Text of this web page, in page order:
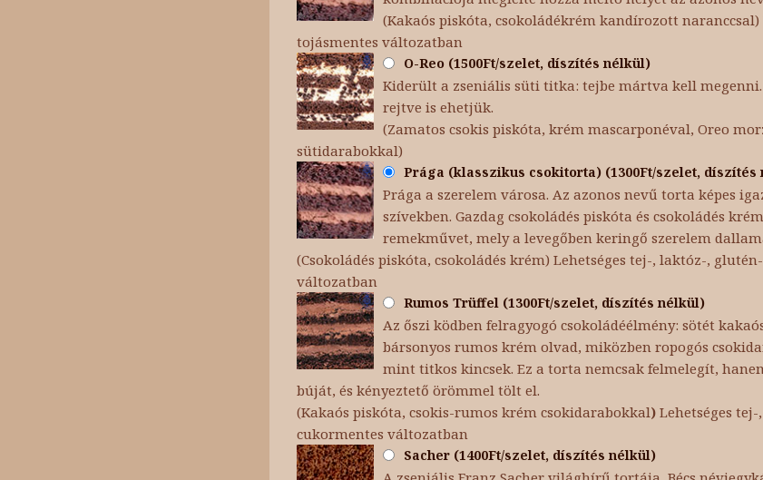
(Kakaós piskóta, csokoládékrém kandírozott naranccsal)
tojásmentes változatban
O-Reo (1500Ft/szelet, díszítés nélkül)
Kiderült a zseniális süti titka: tejbe mártva kell megenni.
rejtve is ehetjük.
(Zamatos csokis piskóta, krém mascarponéval, Oreo
sütidarabokkal)
Prága (klasszikus csokitorta) (1300Ft/szelet, díszítés
Prága a szerelem városa. Az azonos nevű torta képes
szívekben. Gazdag csokoládés piskóta és csokoládés
remekművet, mely a levegőben keringő szerelem
(Csokoládés piskóta, csokoládés krém) Lehetséges tej-, laktóz-,
változatban
Rumos Trüffel (1300Ft/szelet, díszítés nélkül)
Az őszi ködben felragyogó csokoládéélmény: sötét
bársonyos rumos krém olvad, miközben ropogós
mint titkos kincsek. Ez a torta nemcsak felmelegít,
búját, és kényeztető örömmel tölt el.
(Kakaós piskóta, csokis-rumos krém csokidarabokkal) Lehetséges
cukormentes változatban
Sacher (1400Ft/szelet, díszítés nélkül)